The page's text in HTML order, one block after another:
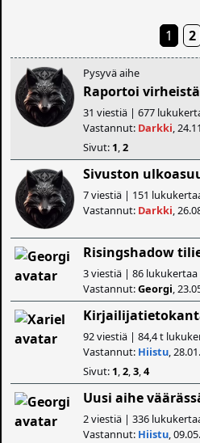
1 2
Pysyvä aihe
31 viestiä | 677
Vastannut: Darkki ,
Sivut: 1 ,2
Sivuston
7 viestiä | 151
Vastannut: Darkki ,
Risingshadow
3 viestiä | 86 lukukertaa
Vastannut:Georgi,
92 viestiä | 84,4 t
Vastannut: Hiistu,
Sivut: 1,2,3,4
Uusi aihe
2 viestiä | 336
Vastannut: Hiistu,